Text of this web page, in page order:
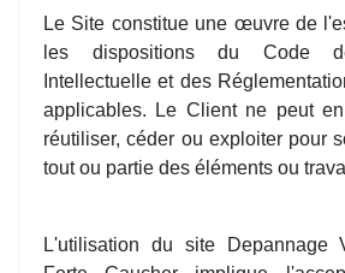
Le Site constitue une œuvre de
les dispositions du Code
Intellectuelle et des
applicables. Le Client ne peut
réutiliser, céder ou exploiter pour
tout ou partie des éléments ou
L'utilisation du site Depannage